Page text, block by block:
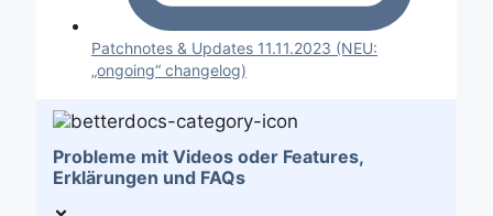
Patchnotes & Updates 11.11.2023 (NEU:
„ongoing“ changelog)
Probleme mit Videos oder Features,
Erklärungen und FAQs